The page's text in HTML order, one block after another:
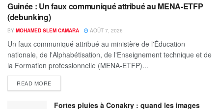
Guinée : Un faux communiqué attribué au MENA-ETFP
(debunking)
BY MOHAMED SLEM CAMARA AOÛT 7, 2026
Un faux communiqué attribué au ministère de l'Éducation
nationale, de l'Alphabétisation, de l'Enseignement technique et de
la Formation professionnelle (MENA-ETFP)...
READ MORE
Fortes pluies à Conakry : quand les images